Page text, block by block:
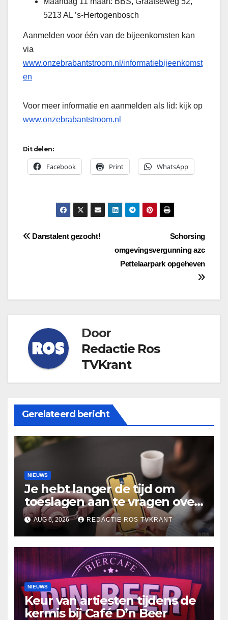
5213 AL ’s-Hertogenbosch
Aanmelden voor één van de bijeenkomsten kan
via
www.onzebrabantstroom.nl/informatiebijeenkomst
en
Voor meer informatie en aanmelden als lid: kijk op
www.onzebrabantstroom.nl
Dit delen:
Facebook Print WhatsApp
Bericht
Schorsing
omgevingsvergunning azc
Pettelaarpark opgeheven
Danstalent gezocht!
Door
Redactie Ros
TVKrant
Gerelateerd bericht
NIEUWS
Je hebt langer de tijd om
toeslagen aan te vragen over
2025
AUG 6, 2026 REDACTIE ROS TVKRANT
NIEUWS
Keur van artiesten tijdens de
kermis bij Café D’n Beer